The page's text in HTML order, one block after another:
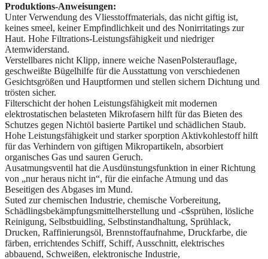
Produktions-Anweisungen:
Unter Verwendung des Vliesstoffmaterials, das nicht giftig ist,
keines smeel, keiner Empfindlichkeit und des Nonirritatings zur
Haut. Hohe Filtrations-Leistungsfähigkeit und niedriger
Atemwiderstand.
Verstellbares nicht Klipp, innere weiche NasenPolsterauflage,
geschweißte Bügelhilfe für die Ausstattung von verschiedenen
Gesichtsgrößen und Hauptformen und stellen sichern Dichtung und
trösten sicher.
Filterschicht der hohen Leistungsfähigkeit mit modernen
elektrostatischen belasteten Mikrofasern hilft für das Bieten des
Schutzes gegen Nichtöl basierte Partikel und schädlichen Staub.
Hohe Leistungsfähigkeit und starker sporption Aktivkohlestoff hilft
für das Verhindern von giftigen Mikropartikeln, absorbiert
organisches Gas und sauren Geruch.
Ausatmungsventil hat die Ausdünstungsfunktion in einer Richtung
von „nur heraus nicht in“, für die einfache Atmung und das
Beseitigen des Abgases im Mund.
Suted zur chemischen Industrie, chemische Vorbereitung,
Schädlingsbekämpfungsmittelherstellung und -c$sprühen, lösliche
Reinigung, Selbstbuidling, Selbstinstandhaltung, Sprühlack,
Drucken, Raffinierungsöl, Brennstoffaufnahme, Druckfarbe, die
färben, errichtendes Schiff, Schiff, Ausschnitt, elektrisches
abbauend, Schweißen, elektronische Industrie,